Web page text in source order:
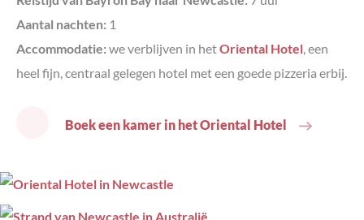
Aantal nachten: 1
Accommodatie: we verblijven in hetOriental Hotel, een
heel fijn, centraal gelegen hotel met een goede pizzeria erbij.
Boek een kamer in het Oriental Hotel